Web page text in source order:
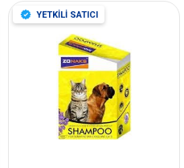
YETKİLİ SATICI